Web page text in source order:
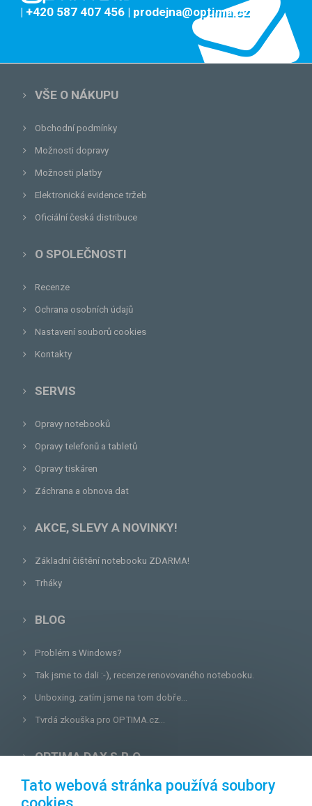
| +420 587 407 456 | prodejna@optima.cz
VŠE O NÁKUPU
Obchodní podmínky
Možnosti dopravy
Možnosti platby
Elektronická evidence tržeb
Oficiální česká distribuce
O SPOLEČNOSTI
Recenze
Ochrana osobních údajů
Nastavení souborů cookies
Kontakty
SERVIS
Opravy notebooků
Opravy telefonů a tabletů
Opravy tiskáren
Záchrana a obnova dat
AKCE, SLEVY A NOVINKY!
Základní čištění notebooku ZDARMA!
Trháky
BLOG
Problém s Windows?
Tak jsme to dali :-), recenze renovovaného notebooku.
Unboxing, zatím jsme na tom dobře...
Tvrdá zkouška pro OPTIMA.cz...
OPTIMA DAX S.R.O.
Lazecká 46/3, 779 00Olomouc
Tato webová stránka používá soubory